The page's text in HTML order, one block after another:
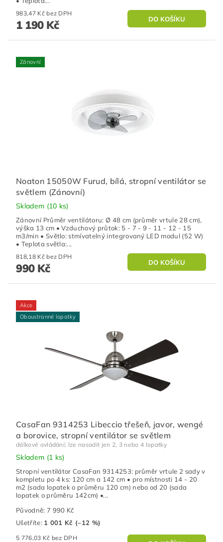
983,47 Kč bez DPH
1 190 Kč
Zánovní
Noaton 15050W Furud, bílá, stropní ventilátor se
světlem (Zánovní)
Skladem (10 ks)
Zánovní Průměr ventilátoru: Ø 48 cm (průměr vrtule 28 cm),
výška 13 cm • Vzduchový průtok: 5 - 7 - 9 - 11 - 12 - 15
m3/min • Světlo: stmívatelný integrovaný LED modul (52 W)
• Teplota světla:...
818,18 Kč bez DPH
990 Kč
Akce
Oboustranné lopatky
CasaFan 9314253 Libeccio třešeň, javor, wengé
a borovice, stropní ventilátor se světlem
dálkové ovládání; lze nasadit jen 2, 3 nebo 4 lopatky
Skladem (1 ks)
Stropní ventilátor CasaFan 9314253: průměr vrtule 2 sady v
kompletu po 4 ks: 120 cm a 142 cm • pro místnosti 14 - 20
m2 (sada lopatek o průměru 120 cm) nebo od 20 (sada
lopatek o průměru 142cm) •...
Původně: 7 990 Kč
Ušetříte: 1 001 Kč (–12 %)
5 776,03 Kč bez DPH